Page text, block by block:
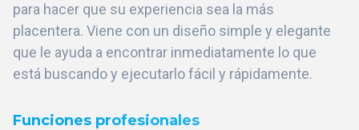
para hacer que su experiencia sea la más
placentera. Viene con un diseño simple y elegante
que le ayuda a encontrar inmediatamente lo que
está buscando y ejecutarlo fácil y rápidamente.
Funciones profesionales